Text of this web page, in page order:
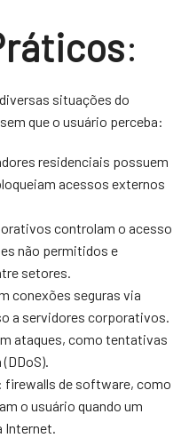
:
situações do
que o usuário perceba:
residenciais possuem
acessos externos
controlam o acesso
não permitidos e
setores.
conexões seguras via
a servidores corporativos.
ataques, como tentativas
de software, como
o usuário quando um
Internet.